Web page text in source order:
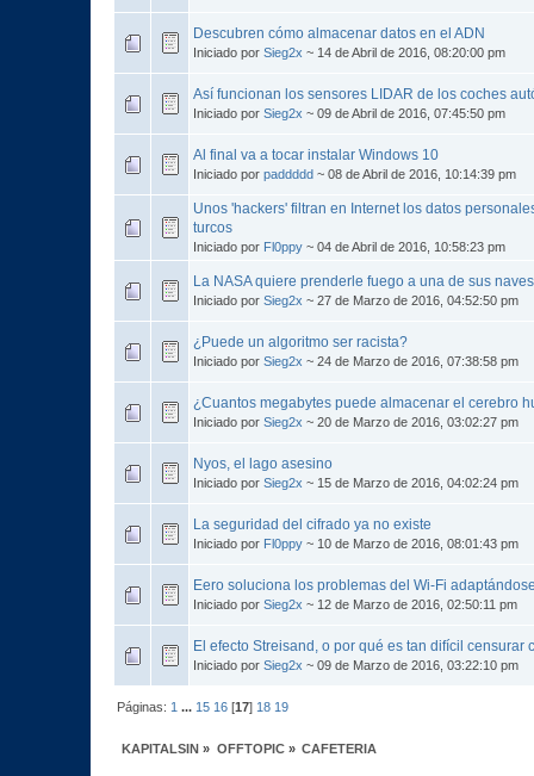
Descubren cómo almacenar datos en el ADN
Iniciado por Sieg2x ~ 14 de Abril de 2016, 08:20:00 pm
Así funcionan los sensores LIDAR de los coches
Iniciado por Sieg2x ~ 09 de Abril de 2016, 07:45:50 pm
Al final va a tocar instalar Windows 10
Iniciado por paddddd ~ 08 de Abril de 2016, 10:14:39 pm
Unos 'hackers' filtran en Internet los datos
turcos
Iniciado por Fl0ppy ~ 04 de Abril de 2016, 10:58:23 pm
La NASA quiere prenderle fuego a una de sus naves
Iniciado por Sieg2x ~ 27 de Marzo de 2016, 04:52:50 pm
¿Puede un algoritmo ser racista?
Iniciado por Sieg2x ~ 24 de Marzo de 2016, 07:38:58 pm
¿Cuantos megabytes puede almacenar el cerebro
Iniciado por Sieg2x ~ 20 de Marzo de 2016, 03:02:27 pm
Nyos, el lago asesino
Iniciado por Sieg2x ~ 15 de Marzo de 2016, 04:02:24 pm
La seguridad del cifrado ya no existe
Iniciado por Fl0ppy ~ 10 de Marzo de 2016, 08:01:43 pm
Eero soluciona los problemas del Wi-Fi
Iniciado por Sieg2x ~ 12 de Marzo de 2016, 02:50:11 pm
El efecto Streisand, o por qué es tan difícil censurar
Iniciado por Sieg2x ~ 09 de Marzo de 2016, 03:22:10 pm
Páginas: 1 ... 15 16 [17] 18 19
KAPITALSIN » OFFTOPIC» CAFETERIA